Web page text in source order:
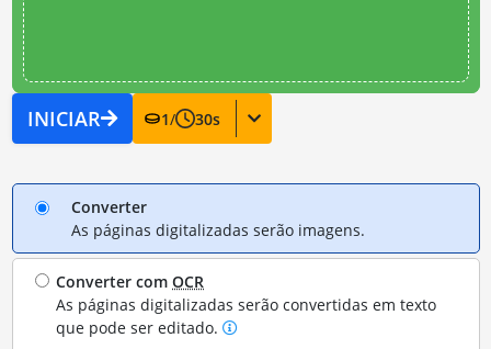
INICIAR 1/ 30s
Converter
As páginas digitalizadas serão imagens.
Converter comOCR
As páginas digitalizadas serão convertidas em texto
que pode ser editado.